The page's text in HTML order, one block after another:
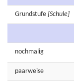
Grundstufe [Schule]
nochmalig
paarweise